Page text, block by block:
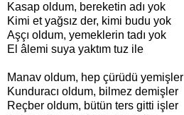
Kasap oldum, bereketin adı yok
Kimi et yağsız der, kimi budu yok
Aşçı oldum, yemeklerin tadı yok
El âlemi suya yaktım tuz ile
Manav oldum, hep çürüdü yemişler
Kunduracı oldum, bilmez demişler
Reçber oldum, bütün ters gitti işler